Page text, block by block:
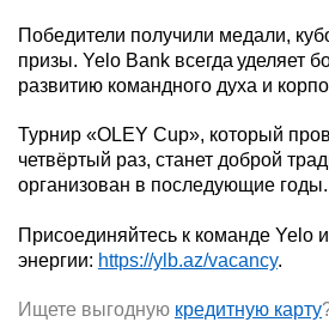
Победители получили медали,
призы. Yelo Bank всегда уделяет
развитию командного духа и
Турнир «OLEY Cup», который
четвёртый раз, станет доброй
организован в последующие годы.
Присоединяйтесь к команде Yelo
энергии: https://ylb.az/vacancy.
Ищете выгодную кредитную карту